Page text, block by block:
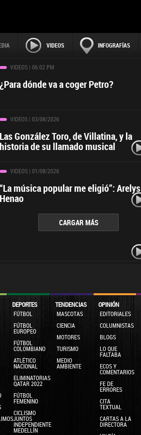
VIDEOS INFOGRAFÍAS
VIDEOS| 06:02 PM
¿Para dónde va a coger Petro?
VIDEOS| 03/08/2026
Las González Toro, de Villatina, y la
historia de su llamado musical
VIDEOS| 01/08/2026
“La música popular me eligió”: Arelys
Henao
CARGAR MÁS
DEPORTES
FÚTBOL
FÚTBOL
EUROPEO
FÚTBOL
COLOMBIANO
ATLÉTICO
NACIONAL
ELIMINATORIAS
QATAR 2022
FÚTBOL
FEMENINO
CICLISMO
INDEPENDIENTE
MEDELLÍN
TENDENCIAS
MASCOTAS
CIENCIA
MOTORES
TURISMO
MEDIO
AMBIENTE
OPINIÓN
EDITORIALES
COLUMNISTAS
BLOGS
LO QUE
FALTABA
ECOS Y
COMENTARIOS
FE DE
ERRORES
CITA
TEXTUAL
CARTAS A LA
DIRECTORA